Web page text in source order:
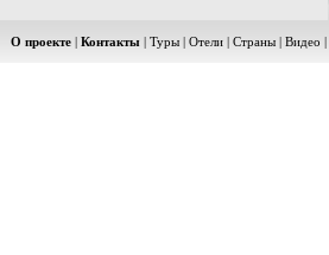
О проекте | Контакты | Туры | Отели | Страны | Видео |